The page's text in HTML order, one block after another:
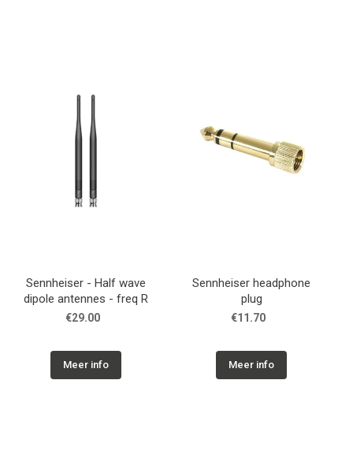
Sennheiser - Half wave
dipole antennes - freq R
€29.00
Meer info
Sennheiser headphone
plug
€11.70
Meer info